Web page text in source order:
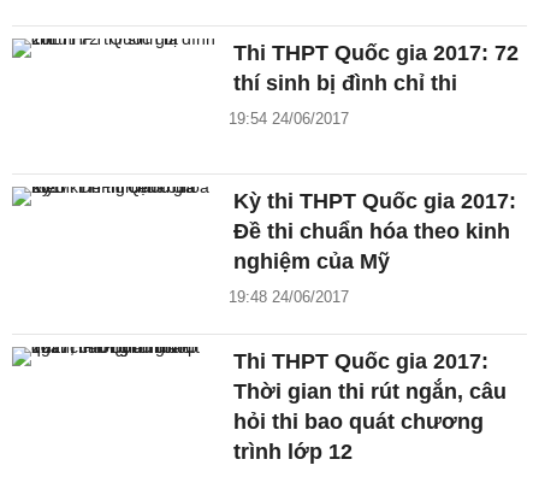
Thi THPT Quốc gia 2017: 72
thí sinh bị đình chỉ thi
19:54 24/06/2017
Kỳ thi THPT Quốc gia 2017:
Đề thi chuẩn hóa theo kinh
nghiệm của Mỹ
19:48 24/06/2017
Thi THPT Quốc gia 2017:
Thời gian thi rút ngắn, câu
hỏi thi bao quát chương
trình lớp 12